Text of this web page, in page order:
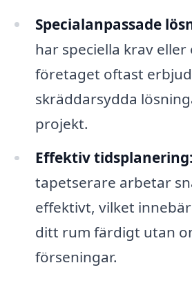
Specialanpassade
har speciella krav eller
företaget oftast
skräddarsydda
projekt.
Effektiv tidsplanering:
tapetserare arbetar
effektivt, vilket
ditt rum färdigt utan
förseningar.